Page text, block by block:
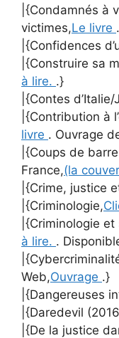
|{Condamnés à
victimes,Le livre
|{Confidences
|{Construire sa
à lire. .}
|{Contes
|{Contribution à
livre . Ouvrage
|{Coups de
France,(la
|{Crime, justice
|{Criminologie,
|{Criminologie
à lire. .
Web,Ouvrage .}
|{Dangereuses
|{Daredevil
|{De la justice